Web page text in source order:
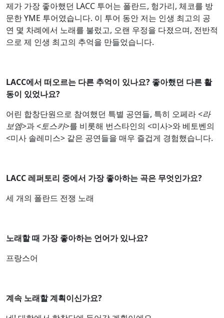
제가 가장 좋아했던 LACC 투어는 폴란드, 헝가리, 체코를 방
문한 YME 투어였습니다. 이 투어 동안 저는 인생 최고의 공
연 몇 차례에서 노래를 불렀고, 오랜 우정을 다졌으며, 전반적
으로 제 인생 최고의 추억을 만들었습니다.
LACC에서 떠오르는 다른 추억이 있나요? 좋아했던 다른 활
동이 있었나요?
어린 합창단원으로 참여했던 특별 공연들, 특히 오페라 <라
보엠>과 <토스카>를 비롯해 번스타인의 <미사>와 베토벤의
<미사 솔레미스> 같은 공연들을 매우 즐겁게 경험했습니다.
LACC 레퍼토리 중에서 가장 좋아하는 곡은 무엇인가요?
세 개의 폴란드 전쟁 노래
노래할 때 가장 좋아하는 언어가 있나요?
프랑스어
계속 노래할 계획이신가요?